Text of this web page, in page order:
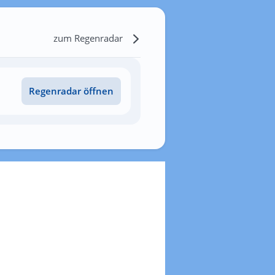
zum Regenradar
Regenradar öffnen